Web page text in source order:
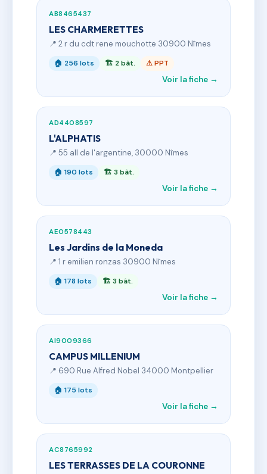
AB8465437
LES CHARMERETTES
📍 2 r du cdt rene mouchotte 30900 Nîmes
🏠 256 lots 🏗 2 bât. ⚠ PPT
Voir la fiche →
AD4408597
L'ALPHATIS
📍 55 all de l'argentine, 30000 Nîmes
🏠 190 lots 🏗 3 bât.
Voir la fiche →
AE0578443
Les Jardins de la Moneda
📍 1 r emilien ronzas 30900 Nîmes
🏠 178 lots 🏗 3 bât.
Voir la fiche →
AI9009366
CAMPUS MILLENIUM
📍 690 Rue Alfred Nobel 34000 Montpellier
🏠 175 lots
Voir la fiche →
AC8765992
LES TERRASSES DE LA COURONNE